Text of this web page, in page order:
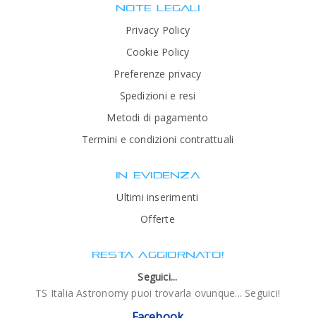
NOTE LEGALI
Privacy Policy
Cookie Policy
Preferenze privacy
Spedizioni e resi
Metodi di pagamento
Termini e condizioni contrattuali
IN EVIDENZA
Ultimi inserimenti
Offerte
RESTA AGGIORNATO!
Seguici...
TS Italia Astronomy puoi trovarla ovunque... Seguici!